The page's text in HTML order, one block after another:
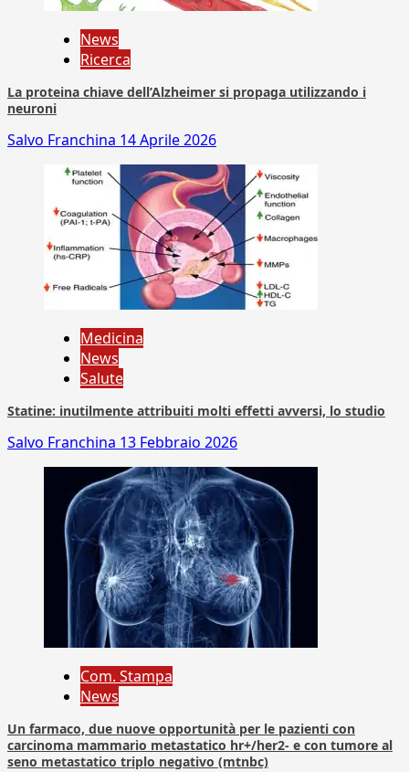
News
Ricerca
La proteina chiave dell’Alzheimer si propaga utilizzando i
neuroni
Salvo Franchina 14 Aprile 2026
Medicina
News
Salute
Statine: inutilmente attribuiti molti effetti avversi, lo studio
Salvo Franchina 13 Febbraio 2026
Com. Stampa
News
Un farmaco, due nuove opportunità per le pazienti con
carcinoma mammario metastatico hr+/her2- e con tumore al
seno metastatico triplo negativo (mtnbc)